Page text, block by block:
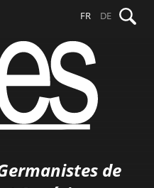
contenu
FR DE
de